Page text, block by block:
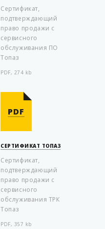
Сертификат,
подтверждающий
право продажи с
сервисного
обслуживания ПО
Топаз
PDF, 274 kb
PDF
СЕРТИФИКАТ ТОПАЗ
Сертификат,
подтверждающий
право продажи с
сервисного
обслуживания ТРК
Топаз
PDF, 357 kb